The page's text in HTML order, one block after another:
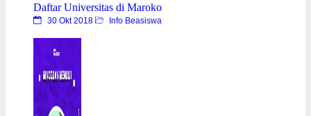
Daftar Universitas di Maroko
30 Okt 2018 Info Beasiswa